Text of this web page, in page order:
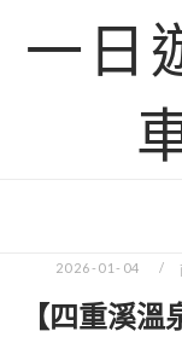
一日
2026-01-04
【四重溪